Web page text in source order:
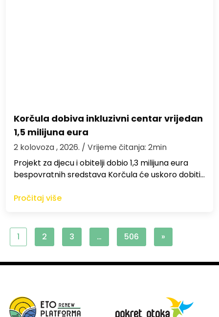
Korčula dobiva inkluzivni centar vrijedan
1,5 milijuna eura
2 kolovoza , 2026. / Vrijeme čitanja: 2min
Projekt za djecu i obitelji dobio 1,3 milijuna eura
bespovratnih sredstava Korčula će uskoro dobiti…
Pročitaj više
1 2 3 … 506 »